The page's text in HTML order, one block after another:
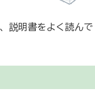
説明書をよく読んで